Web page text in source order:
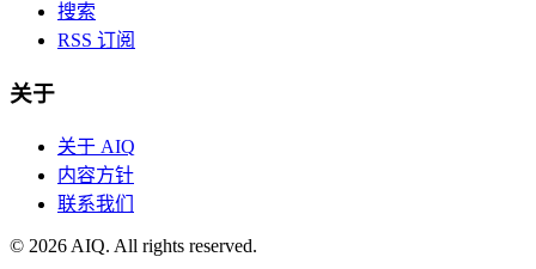
搜索
RSS 订阅
关于
关于 AIQ
内容方针
联系我们
© 2026 AIQ. All rights reserved.